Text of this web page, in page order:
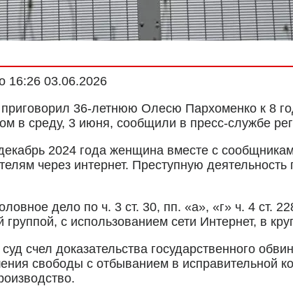
16:26 03.06.2026
36-летнюю Олесю Пархоменко к 8
в среду, 3 июня, сообщили в пресс-службе
2024 года женщина вместе с
через интернет. Преступную
дело по ч. 3 ст. 30, пп. «а», «г» ч. 4 ст.
с использованием сети Интернет, в
счел доказательства государственного
свободы с отбыванием в исправительной